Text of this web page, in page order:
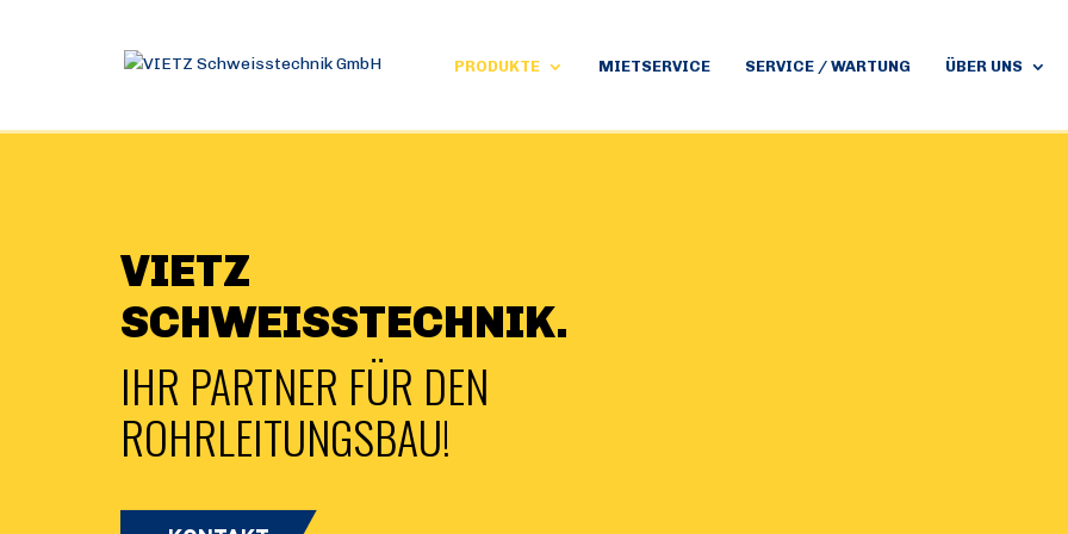
PRODUKTE MIETSERVICE SERVICE / WARTUNG ÜBER UNS
VIETZ
SCHWEISSTECHNIK.
IHR PARTNER FÜR DEN
ROHRLEITUNGSBAU!